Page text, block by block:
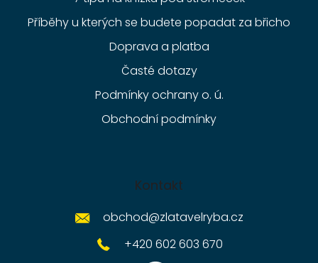
Příběhy u kterých se budete popadat za břicho
Doprava a platba
Časté dotazy
Podmínky ochrany o. ú.
Obchodní podmínky
Kontakt
obchod@zlatavelryba.cz
+420 602 603 670